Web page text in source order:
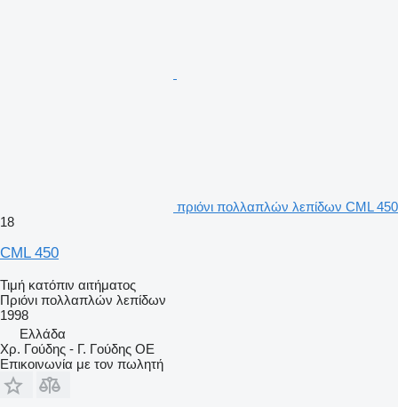
πριόνι πολλαπλών λεπίδων CML 450
18
CML 450
Τιμή κατόπιν αιτήματος
Πριόνι πολλαπλών λεπίδων
1998
Ελλάδα
Χρ. Γούδης - Γ. Γούδης ΟΕ
Επικοινωνία με τον πωλητή